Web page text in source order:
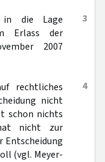
3
in die Lage
Erlass der
2007
4
rechtliches
nicht
schon nichts
nicht zur
Entscheidung
(vgl. Meyer-